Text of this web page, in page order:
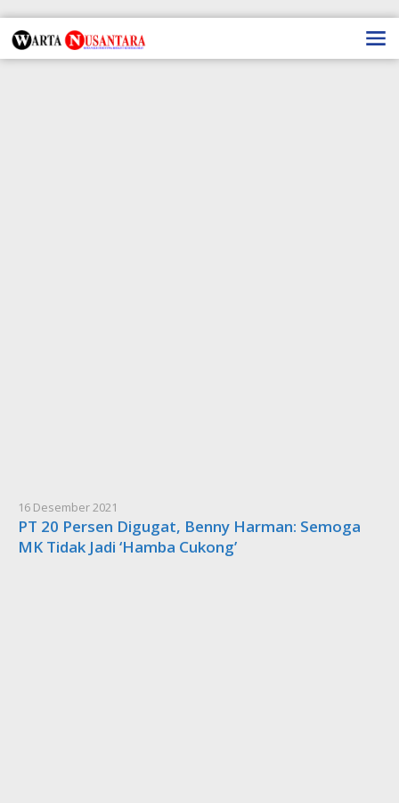
ke
konten
16 Desember 2021
PT 20 Persen Digugat, Benny Harman: Semoga
MK Tidak Jadi ‘Hamba Cukong’